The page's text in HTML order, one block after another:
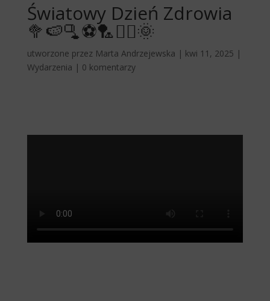
Światowy Dzień Zdrowia
🥦🍉🫗⚽️🏸🚵‍♀️🌞
utworzone przez Marta Andrzejewska | kwi 11, 2025 |
Wydarzenia | 0 komentarzy